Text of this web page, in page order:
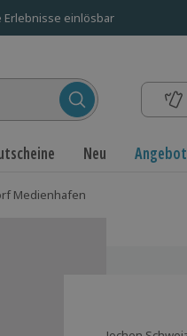
Erlebnisse einlösbar
Neu
Medienhafen